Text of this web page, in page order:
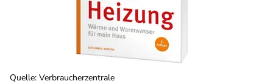
Quelle: Verbraucherzentrale